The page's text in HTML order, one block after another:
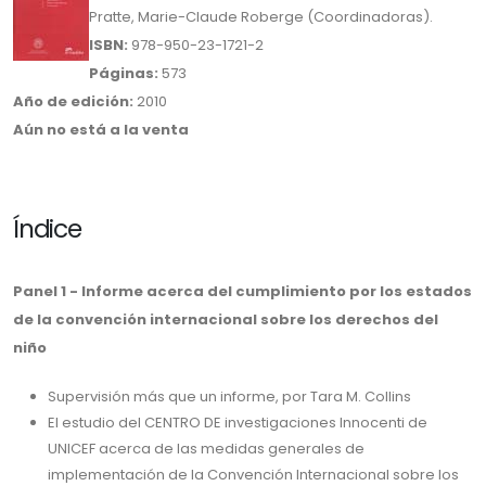
Pratte, Marie-Claude Roberge (Coordinadoras).
ISBN: 978-950-23-1721-2
Páginas: 573
Año de edición: 2010
Aún no está a la venta
Índice
Panel 1 - Informe acerca del cumplimiento por los estados
de la convención internacional sobre los derechos del
niño
Supervisión más que un informe, por Tara M. Collins
El estudio del CENTRO DE investigaciones Innocenti de
UNICEF acerca de las medidas generales de
implementación de la Convención Internacional sobre los